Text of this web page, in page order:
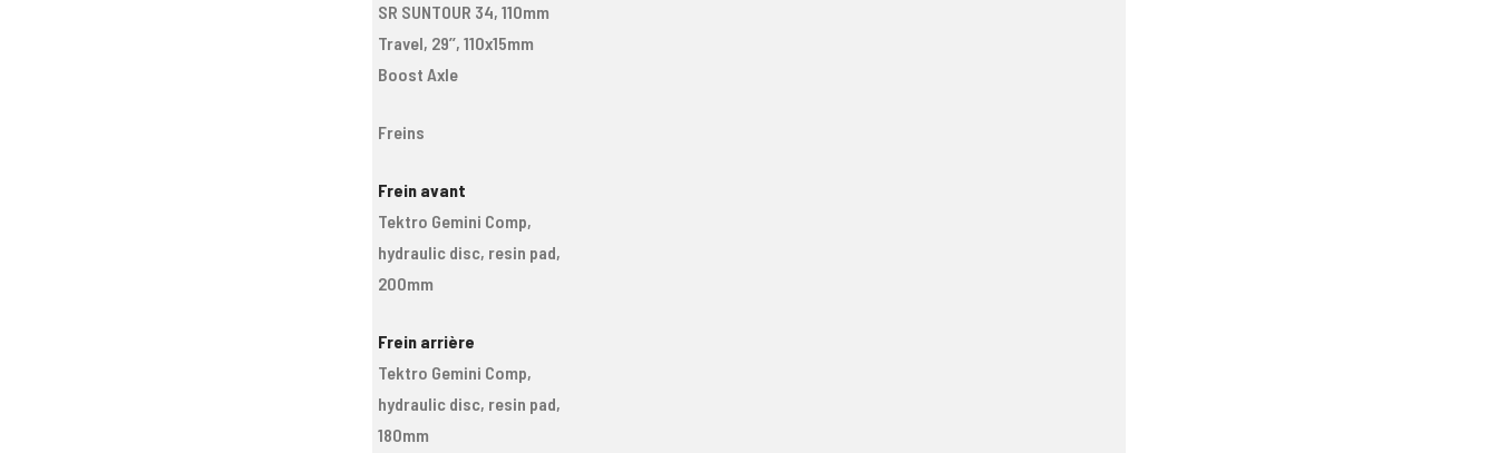
SR SUNTOUR 34, 110mm
Travel, 29’’, 110x15mm
Boost Axle
Freins
Frein avant
Tektro Gemini Comp,
hydraulic disc, resin pad,
200mm
Frein arrière
Tektro Gemini Comp,
hydraulic disc, resin pad,
180mm